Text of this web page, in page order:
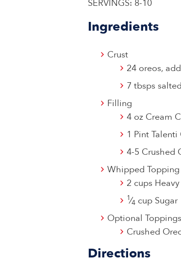
SERVINGS: 8-10
Ingredients
Crust
24 oreos,
7 tbsps
Filling
4 oz Cream
1 Pint
4-5 Crushed
Whipped Topping
2 cups
1⁄4 cup Sugar
Optional Toppings
Crushed
Directions